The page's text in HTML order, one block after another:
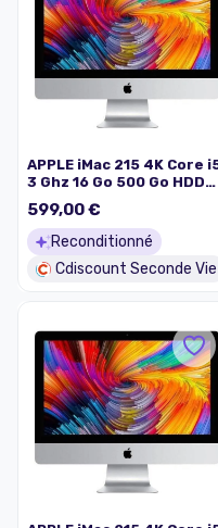
APPLE iMac 215 4K Core
3 Ghz 16 Go 500 Go HDD
Argent (2017) -
Reconditionné - Etat
correct
599,00 €
Reconditionné
Cdiscount Seconde Vie